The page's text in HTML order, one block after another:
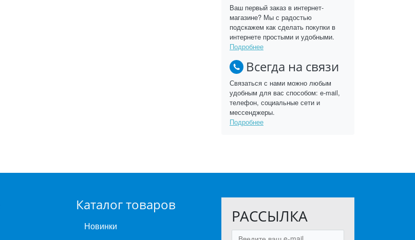
Ваш первый заказ в интернет-
магазине? Мы с радостью
подскажем как сделать покупки в
интернете простыми и удобными.
Подробнее
Всегда на связи
Связаться с нами можно любым
удобным для вас способом: e-mail,
телефон, социальные сети и
мессенджеры.
Подробнее
Каталог товаров
Новинки
РАССЫЛКА